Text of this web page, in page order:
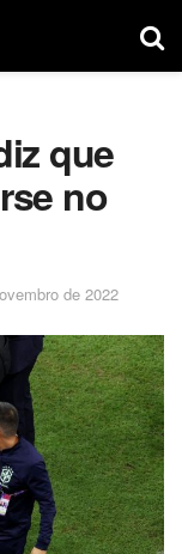
que
no
de 2022